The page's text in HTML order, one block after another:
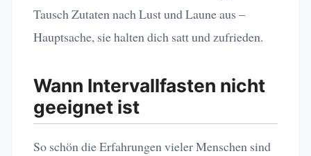
Tausch Zutaten nach Lust und Laune aus –
Hauptsache, sie halten dich satt und zufrieden.
Wann Intervallfasten nicht
geeignet ist
So schön die Erfahrungen vieler Menschen sind